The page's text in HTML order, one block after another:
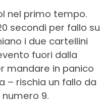
nel primo tempo.
secondi per fallo su
i due cartellini
fuori dalla
mandare in panico
– rischia un fallo da
9.